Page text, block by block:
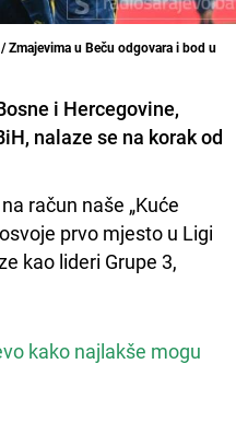
Zmajevima u Beču odgovara i bod u
i Hercegovine,
nalaze se na korak od
račun naše „Kuće
prvo mjesto u Ligi
kao lideri Grupe 3,
kako najlakše mogu